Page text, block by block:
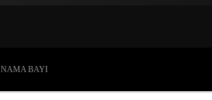
NAMA BAYI